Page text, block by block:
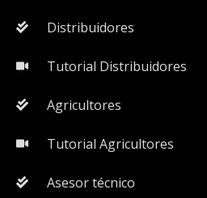
Distribuidores
Tutorial Distribuidores
Agricultores
Tutorial Agricultores
Asesor técnico